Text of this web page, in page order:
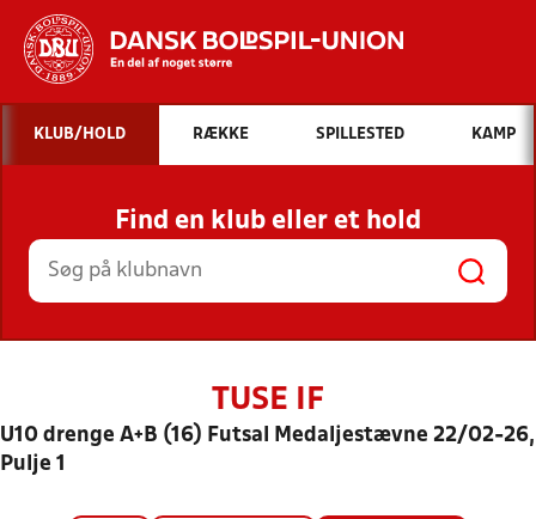
Hvad vil du søge efter?
INDHOLD OG NYHEDER
STILLINGER, RESULTATER, KLUBBER OG
HOLD
KLUB/HOLD RÆKKE SPILLESTED KAMP
Find en klub eller et hold
TUSE IF
U10 drenge A+B (16) Futsal Medaljestævne 22/02-26,
Pulje 1